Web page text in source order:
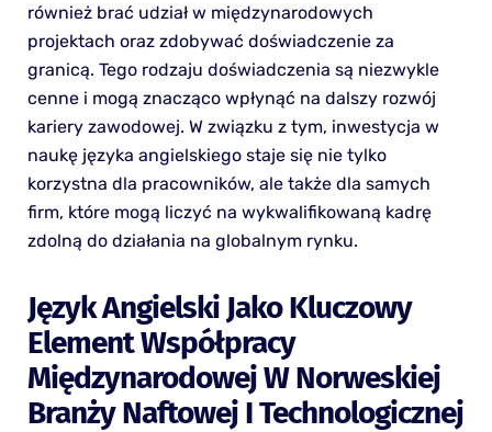
również brać udział w międzynarodowych
projektach oraz zdobywać doświadczenie za
granicą. Tego rodzaju doświadczenia są niezwykle
cenne i mogą znacząco wpłynąć na dalszy rozwój
kariery zawodowej. W związku z tym, inwestycja w
naukę języka angielskiego staje się nie tylko
korzystna dla pracowników, ale także dla samych
firm, które mogą liczyć na wykwalifikowaną kadrę
zdolną do działania na globalnym rynku.
Język Angielski Jako Kluczowy
Element Współpracy
Międzynarodowej W Norweskiej
Branży Naftowej I Technologicznej